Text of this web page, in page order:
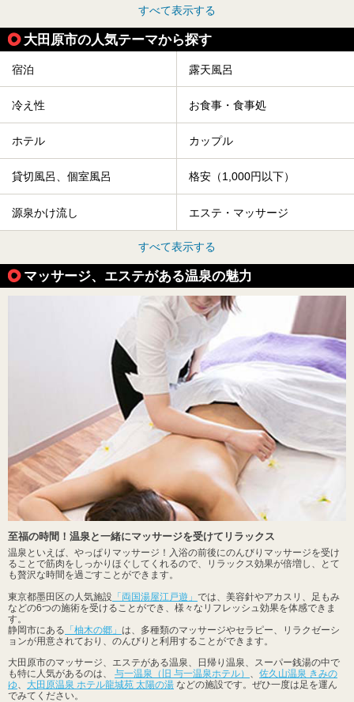
すべて表示する
大田原市の人気テーマから探す
宿泊 露天風呂
冷え性 お食事・食事処
ホテル カップル
貸切風呂、個室風呂 格安（1,000円以下）
源泉かけ流し エステ・マッサージ
すべて表示する
マッサージ、エステがある温泉の魅力
至福の時間！温泉と一緒にマッサージを受けてリラックス
温泉といえば、やっぱりマッサージ！入浴の前後にのんびりマッサージを受け
ることで筋肉をしっかりほぐしてくれるので、リラックス効果が倍増し、とて
も贅沢な時間を過ごすことができます。
東京都墨田区の人気施設 「両国湯屋江戸遊」 では、美容針やアカスリ、足もみ
などの6つの施術を受けることができ、様々なリフレッシュ効果を体感できま
す。
静岡市にある 「柚木の郷」 は、多種類のマッサージやセラピー、リラクゼーシ
ョンが用意されており、のんびりと利用することができます。
大田原市のマッサージ、エステがある温泉、日帰り温泉、スーパー銭湯の中で
も特に人気があるのは、 与一温泉（旧 与一温泉ホテル）
佐久山温泉 きみの
ゆ
大田原温泉 ホテル龍城苑 太陽の湯 などの施設です。ぜひ一度は足を運ん
でみてください。